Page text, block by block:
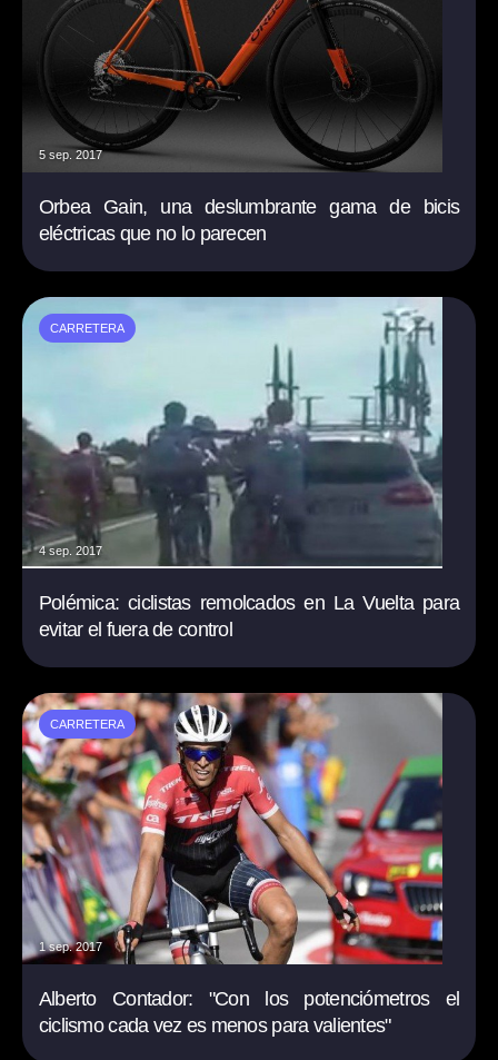
5 sep. 2017
Orbea Gain, una deslumbrante gama de bicis
eléctricas que no lo parecen
CARRETERA
4 sep. 2017
Polémica: ciclistas remolcados en La Vuelta para
evitar el fuera de control
CARRETERA
1 sep. 2017
Alberto Contador: "Con los potenciómetros el
ciclismo cada vez es menos para valientes"